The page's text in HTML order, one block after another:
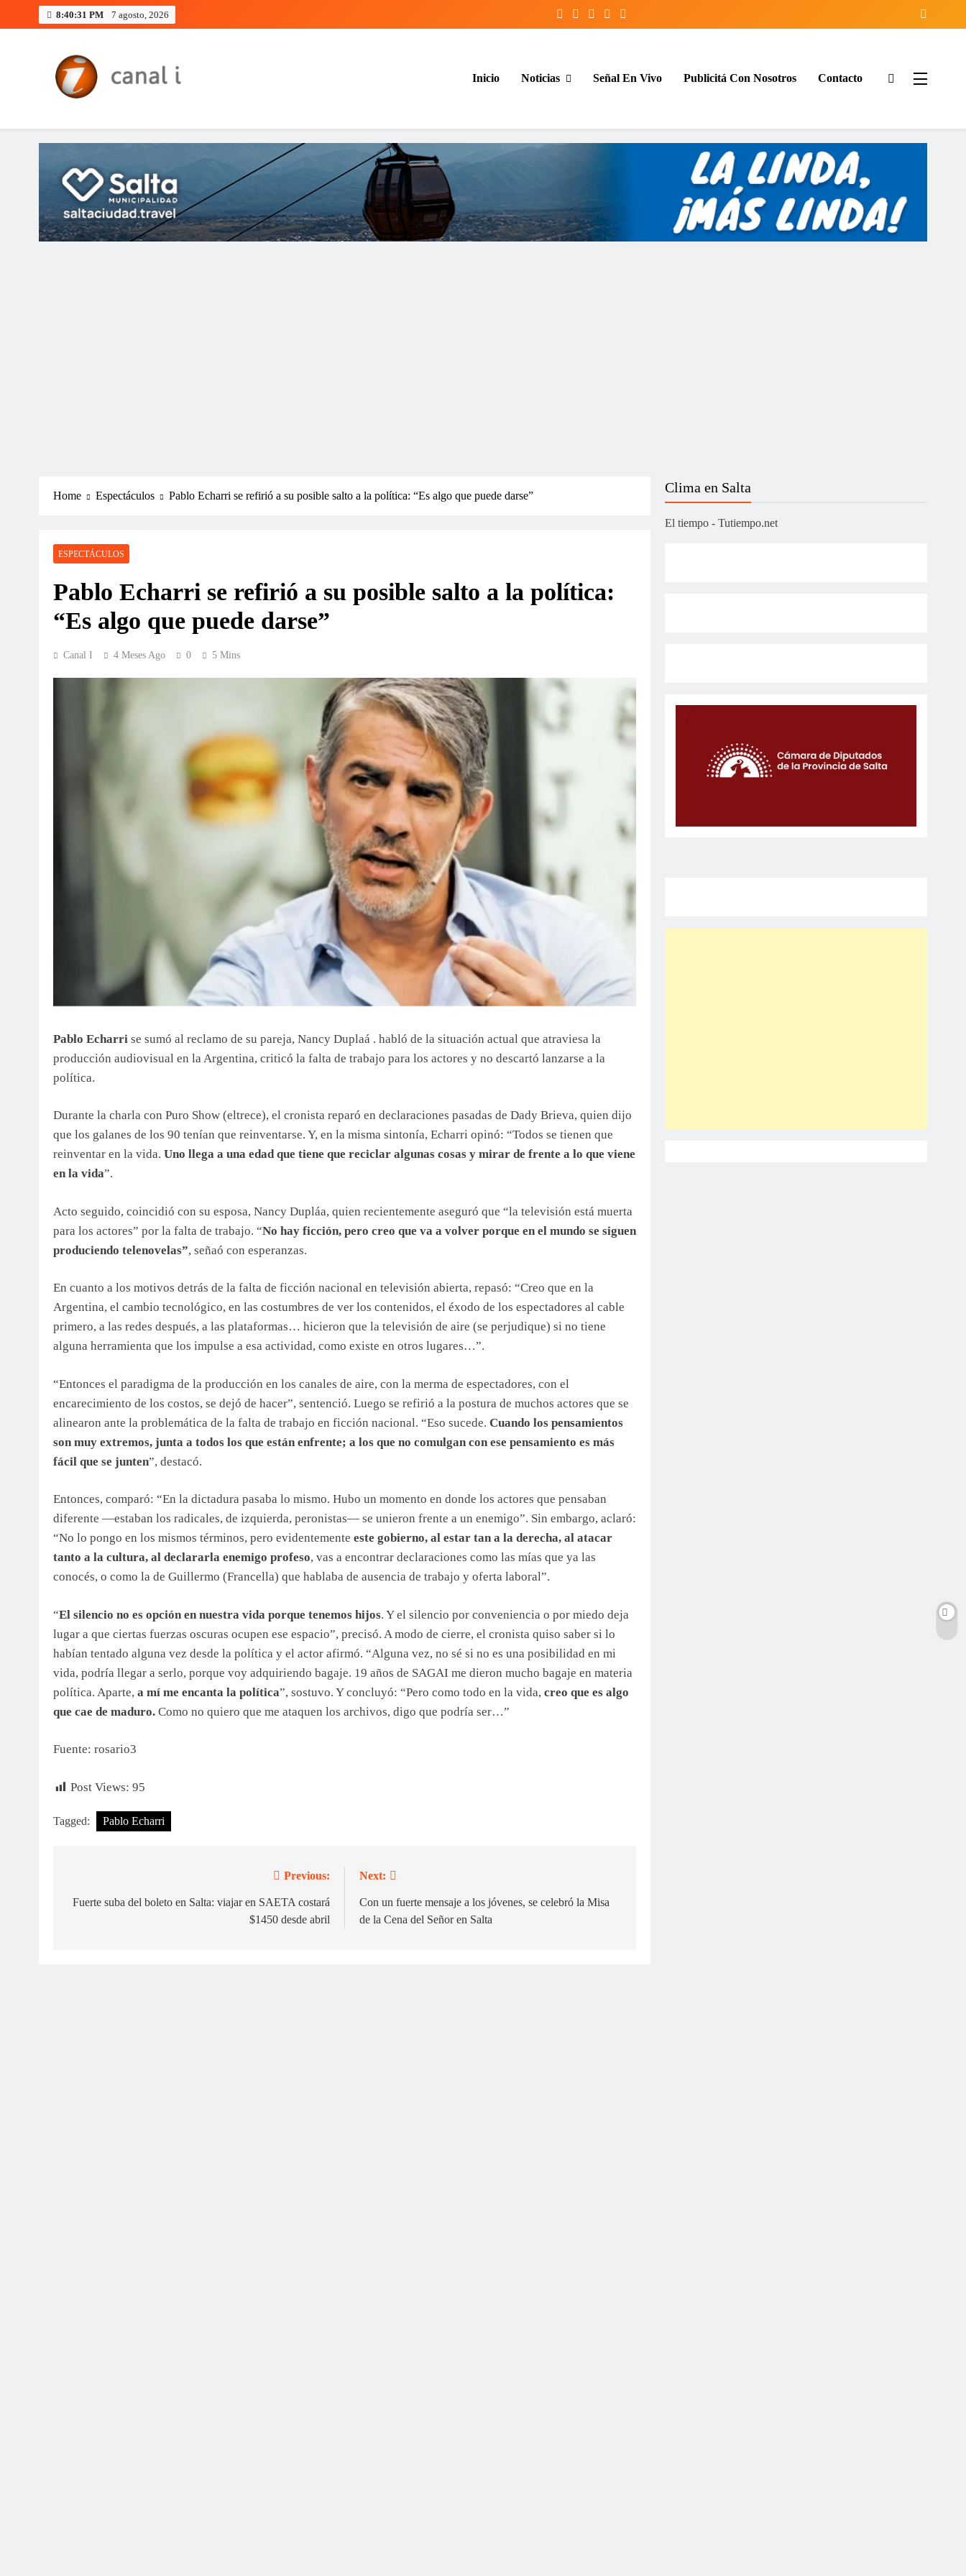
8:40:32 PM 7 agosto, 2026
Canal i | Noticias de Salta, Argentina y el mundo, las 24 horas del día
Inicio Noticias Señal En Vivo Publicitá Con Nosotros Contacto
Home Espectáculos Pablo Echarri se refirió a su posible salto a la política: “Es algo que puede darse”
ESPECTÁCULOS
Pablo Echarri se refirió a su posible salto a la política:
“Es algo que puede darse”
Canal I 4 Meses Ago 0 5 Mins
Pablo Echarri se sumó al reclamo de su pareja, Nancy Duplaá . habló de la situación actual que atraviesa la
producción audiovisual en la Argentina, criticó la falta de trabajo para los actores y no descartó lanzarse a la
política.
Durante la charla con Puro Show (eltrece), el cronista reparó en declaraciones pasadas de Dady Brieva, quien dijo
que los galanes de los 90 tenían que reinventarse. Y, en la misma sintonía, Echarri opinó: “Todos se tienen que
reinventar en la vida. Uno llega a una edad que tiene que reciclar algunas cosas y mirar de frente a lo que viene
en la vida”.
Acto seguido, coincidió con su esposa, Nancy Dupláa, quien recientemente aseguró que “la televisión está muerta
para los actores” por la falta de trabajo. “No hay ficción, pero creo que va a volver porque en el mundo se siguen
produciendo telenovelas”, señaó con esperanzas.
En cuanto a los motivos detrás de la falta de ficción nacional en televisión abierta, repasó: “Creo que en la
Argentina, el cambio tecnológico, en las costumbres de ver los contenidos, el éxodo de los espectadores al cable
primero, a las redes después, a las plataformas… hicieron que la televisión de aire (se perjudique) si no tiene
alguna herramienta que los impulse a esa actividad, como existe en otros lugares…”.
“Entonces el paradigma de la producción en los canales de aire, con la merma de espectadores, con el
encarecimiento de los costos, se dejó de hacer”, sentenció. Luego se refirió a la postura de muchos actores que se
alinearon ante la problemática de la falta de trabajo en ficción nacional. “Eso sucede. Cuando los pensamientos
son muy extremos, junta a todos los que están enfrente; a los que no comulgan con ese pensamiento es más
fácil que se junten”, destacó.
Entonces, comparó: “En la dictadura pasaba lo mismo. Hubo un momento en donde los actores que pensaban
diferente —estaban los radicales, de izquierda, peronistas— se unieron frente a un enemigo”. Sin embargo, aclaró:
“No lo pongo en los mismos términos, pero evidentemente este gobierno, al estar tan a la derecha, al atacar
tanto a la cultura, al declararla enemigo profeso, vas a encontrar declaraciones como las mías que ya las
conocés, o como la de Guillermo (Francella) que hablaba de ausencia de trabajo y oferta laboral”.
“El silencio no es opción en nuestra vida porque tenemos hijos. Y el silencio por conveniencia o por miedo deja
lugar a que ciertas fuerzas oscuras ocupen ese espacio”, precisó. A modo de cierre, el cronista quiso saber si lo
habían tentado alguna vez desde la política y el actor afirmó. “Alguna vez, no sé si no es una posibilidad en mi
vida, podría llegar a serlo, porque voy adquiriendo bagaje. 19 años de SAGAI me dieron mucho bagaje en materia
política. Aparte, a mí me encanta la política”, sostuvo. Y concluyó: “Pero como todo en la vida, creo que es algo
que cae de maduro. Como no quiero que me ataquen los archivos, digo que podría ser…”
Fuente: rosario3
Post Views: 95
Tagged: Pablo Echarri
de
Previous:
Fuerte suba del boleto en Salta: viajar en SAETA costará
$1450 desde abril
Next:
Con un fuerte mensaje a los jóvenes, se celebró la Misa
de la Cena del Señor en Salta
Clima en Salta
El tiempo - Tutiempo.net